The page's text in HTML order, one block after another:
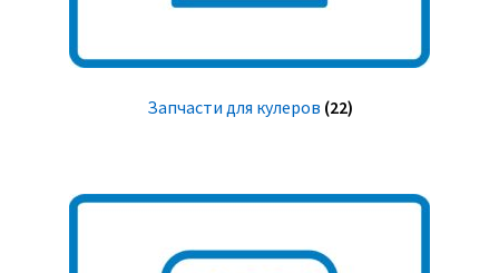
Запчасти для кулеров (22)